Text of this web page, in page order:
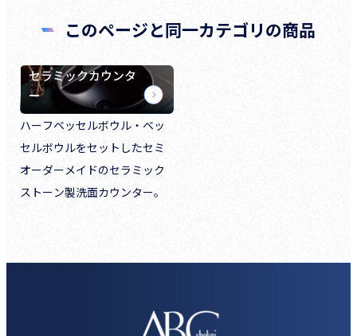
このページと同一カテゴリの商品
セラミックカウンタ
ー
ハーフベッセルボウル・ベッ
セルボウルをセットしたセミ
オーダーメイドのセラミック
ストーン製洗面カウンター。